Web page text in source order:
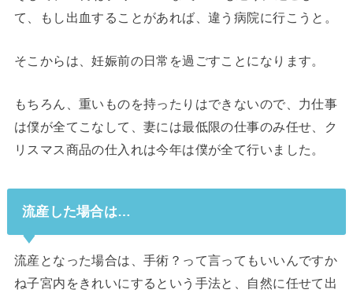
て、もし出血することがあれば、違う病院に行こうと。
そこからは、妊娠前の日常を過ごすことになります。
もちろん、重いものを持ったりはできないので、力仕事
は僕が全てこなして、妻には最低限の仕事のみ任せ、ク
リスマス商品の仕入れは今年は僕が全て行いました。
流産した場合は…
流産となった場合は、手術？って言ってもいいんですか
ね子宮内をきれいにするという手法と、自然に任せて出